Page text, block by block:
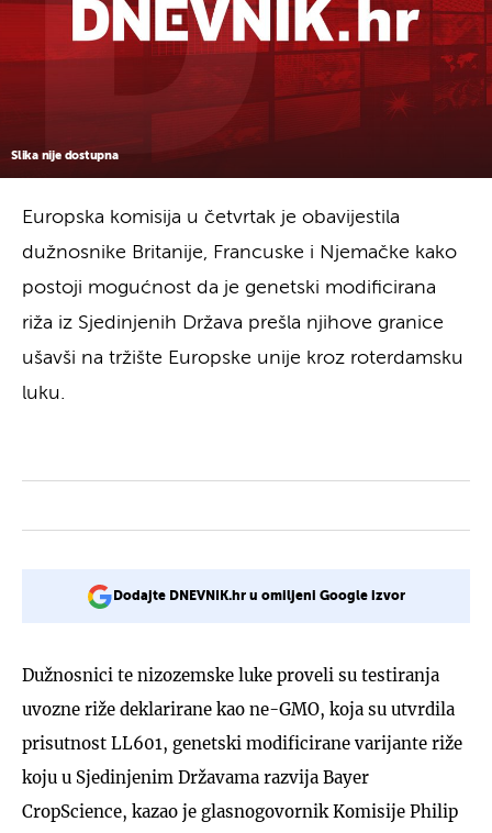
Slika nije dostupna
Europska komisija u četvrtak je obavijestila
dužnosnike Britanije, Francuske i Njemačke kako
postoji mogućnost da je genetski modificirana
riža iz Sjedinjenih Država prešla njihove granice
ušavši na tržište Europske unije kroz roterdamsku
luku.
Dodajte DNEVNIK.hr u omiljeni Google izvor
Dužnosnici te nizozemske luke proveli su testiranja
uvozne riže deklarirane kao ne-GMO, koja su utvrdila
prisutnost LL601, genetski modificirane varijante riže
koju u Sjedinjenim Državama razvija Bayer
CropScience, kazao je glasnogovornik Komisije Philip